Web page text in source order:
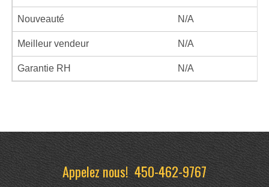
Nouveauté N/A
Meilleur vendeur N/A
Garantie RH N/A
Appelez nous!450-462-9767